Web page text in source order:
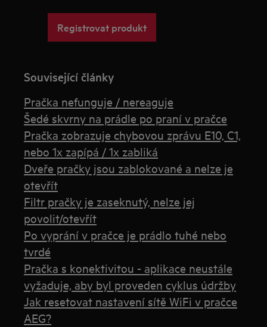
Registrovat produkt
Související články
Pračka nefunguje / nereaguje
Šedé skvrny na prádle po praní v pračce
Pračka zobrazuje chybovou zprávu E10, C1,
nebo 1x zapípá / 1x zabliká
Dveře pračky jsou zablokované a nelze je
otevřít
Filtr pračky je zaseknutý, nelze jej
povolit/otevřít
Po vyprání v pračce je prádlo tuhé nebo
tvrdé
Pračka s konektivitou - aplikace neustále
vyžaduje, aby byl proveden cyklus údržby
Jak resetovat nastavení sítě WiFi v pračce
AEG?